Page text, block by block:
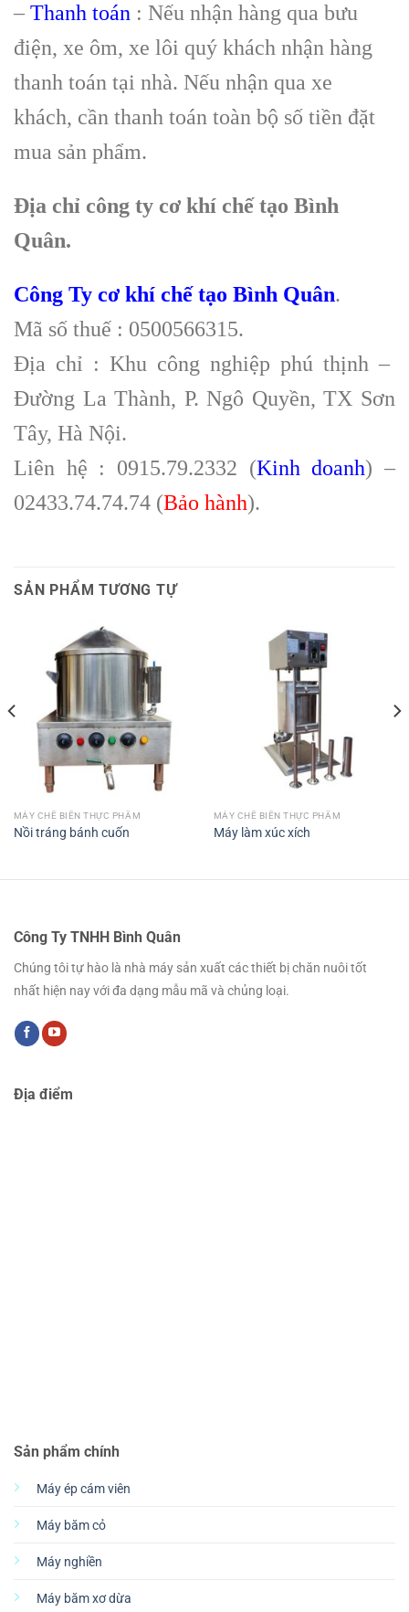
–Thanh toán : Nếu nhận hàng qua bưu
điện, xe ôm, xe lôi quý khách nhận hàng
thanh toán tại nhà. Nếu nhận qua xe
khách, cần thanh toán toàn bộ số tiền đặt
mua sản phẩm.
Địa chỉ công ty cơ khí chế tạo Bình
Quân.
Công Ty cơ khí chế tạo Bình Quân.
Mã số thuế : 0500566315.
Địa chỉ : Khu công nghiệp phú thịnh –
Đường La Thành, P. Ngô Quyền, TX Sơn
Tây, Hà Nội.
Liên hệ : 0915.79.2332 (Kinh doanh) –
02433.74.74.74 (Bảo hành).
SẢN PHẨM TƯƠNG TỰ
MÁY CHẾ BIẾN THỰC PHẨM
Nồi tráng bánh cuốn
MÁY CHẾ BIẾN THỰC PHẨM
Máy làm xúc xích
Công Ty TNHH Bình Quân
Chúng tôi tự hào là nhà máy sản xuất các thiết bị chăn nuôi tốt
nhất hiện nay với đa dạng mẫu mã và chủng loại.
Sản phẩm chính
Máy ép cám viên
Máy băm cỏ
Máy nghiền
Máy băm xơ dừa
Địa điểm